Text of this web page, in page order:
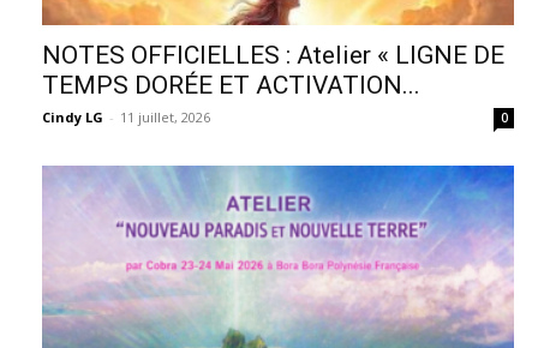
NOTES OFFICIELLES : Atelier « LIGNE DE
TEMPS DORÉE ET ACTIVATION...
Cindy LG - 11 juillet, 2026 0